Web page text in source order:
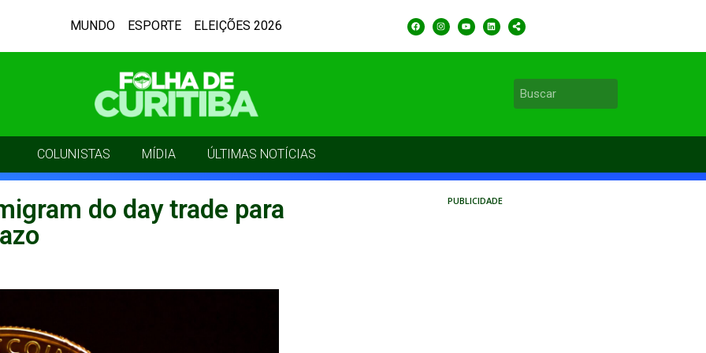
MUNDO ESPORTE ELEIÇÕES 2026
COLUNISTAS MÍDIA ÚLTIMAS NOTÍCIAS
do day trade para
PUBLICIDADE